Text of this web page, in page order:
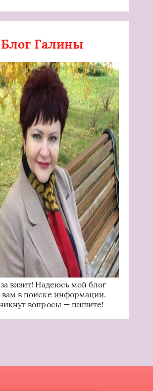
Блог Галины
визит! Надеюсь мой блог
в поиске информации.
вопросы — пишите!